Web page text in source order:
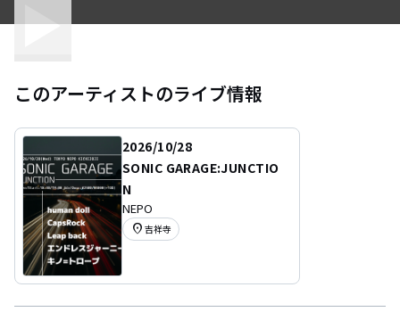
このアーティストのライブ情報
2026/10/28
SONIC GARAGE:JUNCTIO
N
NEPO
location_on 吉祥寺